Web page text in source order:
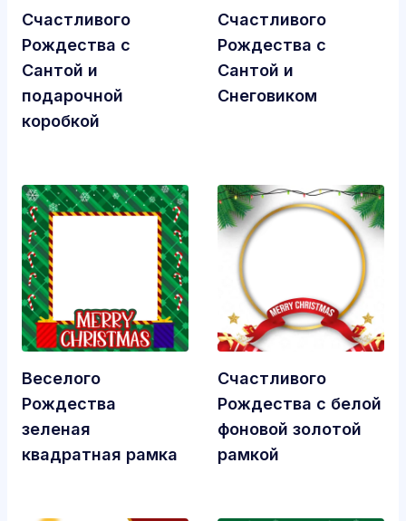
Счастливого
Рождества с
Сантой и
подарочной
коробкой
Счастливого
Рождества с
Сантой и
Снеговиком
Веселого
Рождества
зеленая
квадратная рамка
Счастливого
Рождества с белой
фоновой золотой
рамкой